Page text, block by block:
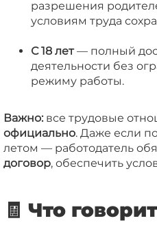
разрешения
условиям труда
С 18 лет— полный
деятельности без
режиму работы.
Важно:все трудовые
официально. Даже если
летом — работодатель
договор, обеспечить
🧾 Что